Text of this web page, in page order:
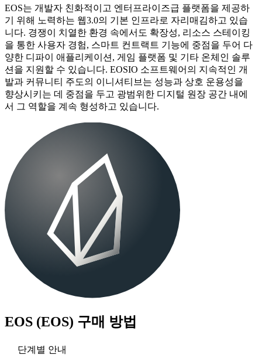
EOS는 개발자 친화적이고 엔터프라이즈급 플랫폼을 제공하
기 위해 노력하는 웹3.0의 기본 인프라로 자리매김하고 있습
니다. 경쟁이 치열한 환경 속에서도 확장성, 리소스 스테이킹
을 통한 사용자 경험, 스마트 컨트랙트 기능에 중점을 두어 다
양한 디파이 애플리케이션, 게임 플랫폼 및 기타 온체인 솔루
션을 지원할 수 있습니다. EOSIO 소프트웨어의 지속적인 개
발과 커뮤니티 주도의 이니셔티브는 성능과 상호 운용성을
향상시키는 데 중점을 두고 광범위한 디지털 원장 공간 내에
서 그 역할을 계속 형성하고 있습니다.
EOS (EOS) 구매 방법
단계별 안내